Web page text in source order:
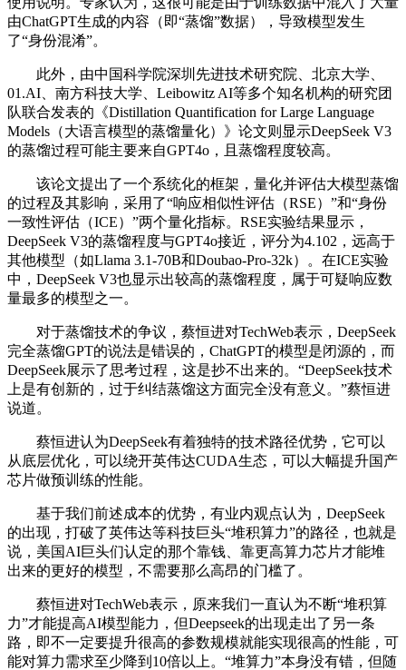
由ChatGPT生成的内容（即“蒸馏”数据），导致模型发生
了“身份混淆”。
此外，由中国科学院深圳先进技术研究院、北京大学、
01.AI、南方科技大学、Leibowitz AI等多个知名机构的研究团
队联合发表的《Distillation Quantification for Large Language
Models（大语言模型的蒸馏量化）》论文则显示DeepSeek V3
的蒸馏过程可能主要来自GPT4o，且蒸馏程度较高。
该论文提出了一个系统化的框架，量化并评估大模型蒸馏
的过程及其影响，采用了“响应相似性评估（RSE）”和“身份
一致性评估（ICE）”两个量化指标。RSE实验结果显示，
DeepSeek V3的蒸馏程度与GPT4o接近，评分为4.102，远高于
其他模型（如Llama 3.1-70B和Doubao-Pro-32k）。在ICE实验
中，DeepSeek V3也显示出较高的蒸馏程度，属于可疑响应数
量最多的模型之一。
对于蒸馏技术的争议，蔡恒进对TechWeb表示，DeepSeek
完全蒸馏GPT的说法是错误的，ChatGPT的模型是闭源的，而
DeepSeek展示了思考过程，这是抄不出来的。“DeepSeek技术
上是有创新的，过于纠结蒸馏这方面完全没有意义。”蔡恒进
说道。
蔡恒进认为DeepSeek有着独特的技术路径优势，它可以
从底层优化，可以绕开英伟达CUDA生态，可以大幅提升国产
芯片做预训练的性能。
基于我们前述成本的优势，有业内观点认为，DeepSeek
的出现，打破了英伟达等科技巨头“堆积算力”的路径，也就是
说，美国AI巨头们认定的那个靠钱、靠更高算力芯片才能堆
出来的更好的模型，不需要那么高昂的门槛了。
蔡恒进对TechWeb表示，原来我们一直认为不断“堆积算
力”才能提高AI模型能力，但Deepseek的出现走出了另一条
路，即不一定要提升很高的参数规模就能实现很高的性能，可
能对算力需求至少降到10倍以上。“堆算力”本身没有错，但随